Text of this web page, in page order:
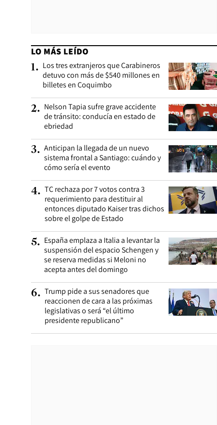
LO MÁS LEÍDO
1. Los tres extranjeros que Carabineros
detuvo con más de $540 millones en
billetes en Coquimbo
2. Nelson Tapia sufre grave accidente
de tránsito: conducía en estado de
ebriedad
3. Anticipan la llegada de un nuevo
sistema frontal a Santiago: cuándo y
cómo sería el evento
4. TC rechaza por 7 votos contra 3
requerimiento para destituir al
entonces diputado Kaiser tras dichos
sobre el golpe de Estado
5. España emplaza a Italia a levantar la
suspensión del espacio Schengen y
se reserva medidas si Meloni no
acepta antes del domingo
6. Trump pide a sus senadores que
reaccionen de cara a las próximas
legislativas o será “el último
presidente republicano”